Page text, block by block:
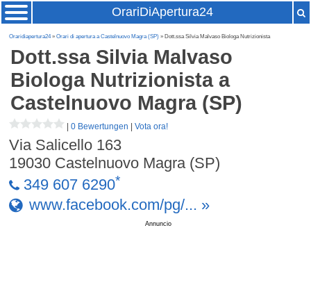
OrariDiApertura24
Oraridiapertura24»Orari di apertura a Castelnuovo Magra (SP) » Dott.ssa Silvia Malvaso Biologa Nutrizionista
Dott.ssa Silvia Malvaso
Biologa Nutrizionistaa
Castelnuovo Magra (SP)
|0 Bewertungen |Vota ora!
Via Salicello 163
19030 Castelnuovo Magra (SP)
349 607 6290*
www.facebook.com/pg/... »
Annuncio